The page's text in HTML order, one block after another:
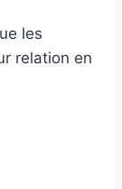
les
relation en